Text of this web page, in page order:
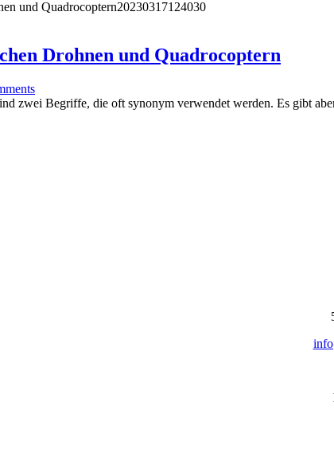
und Quadrocoptern20230317124030
Drohnen und Quadrocoptern
zwei Begriffe, die oft synonym verwendet werden. Es gibt